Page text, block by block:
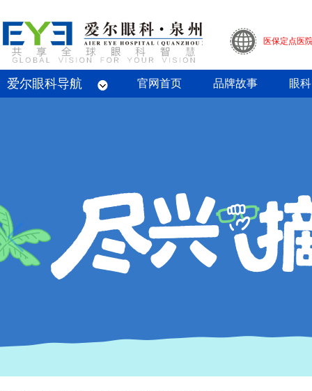
医保定点医
爱尔眼科导航
眼底病专科
屈光专科
白内障专科
青光眼专科
斜视与小儿眼科专科
眼整形眼眶病专科
眼预防保健专科
角膜病专科
眼外伤专业 官网首页 品牌故事 眼